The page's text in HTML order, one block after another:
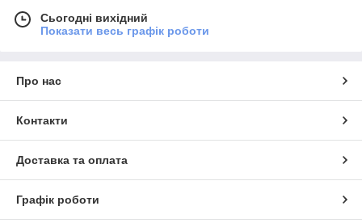
Сьогодні вихідний
Показати весь графік роботи
Про нас
Контакти
Доставка та оплата
Графік роботи